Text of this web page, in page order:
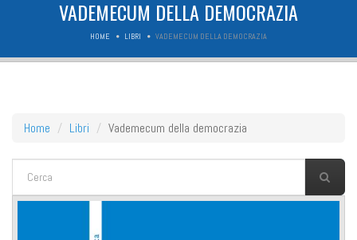
VADEMECUM DELLA DEMOCRAZIA
HOME LIBRI VADEMECUM DELLA DEMOCRAZIA
Home Libri Vademecum della democrazia
FORM DI RICERCA